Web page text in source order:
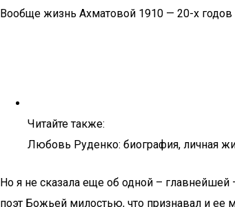
Вообще жизнь Ахматовой 1910 — 20-х годов
Читайте также:
Любовь Руденко: биография, личная
Но я не сказала еще об одной – главнейшей
поэт Божьей милостью, что признавал и